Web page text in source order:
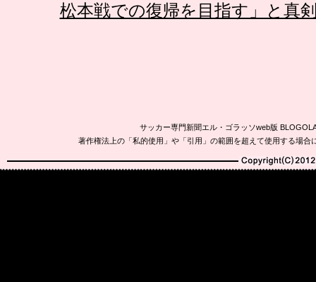
松本戦での復帰を目指す」と真
サッカー専門新聞エル・ゴラッソweb版
著作権法上の「私的使用」や「引用」の範囲を超えて使用する場
Copyright(C)2010-